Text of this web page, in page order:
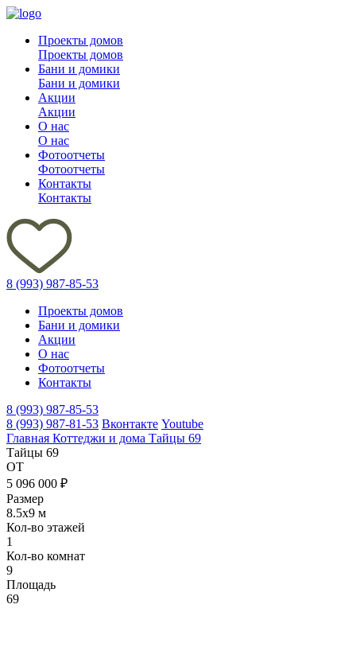
Проекты домов
Проекты домов
Бани и домики
Бани и домики
Акции
Акции
О нас
О нас
Фотоотчеты
Фотоотчеты
Контакты
Контакты
8 (993) 987-85-53
Проекты домов
Бани и домики
Акции
О нас
Фотоотчеты
Контакты
8 (993) 987-85-53
8 (993) 987-81-53 Вконтакте Youtube
Главная Коттеджи и дома Тайцы 69
Тайцы 69
ОТ
5 096 000 ₽
Размер
8.5х9 м
Кол-во этажей
1
Кол-во комнат
9
Площадь
69